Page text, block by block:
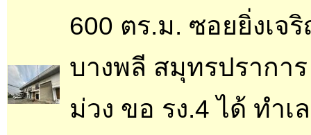
600 ตร.ม. ซอยยิ่งเจ
บางพลี สมุทรปรากา
ม่วง ขอ รง.4 ได้ ทำเ